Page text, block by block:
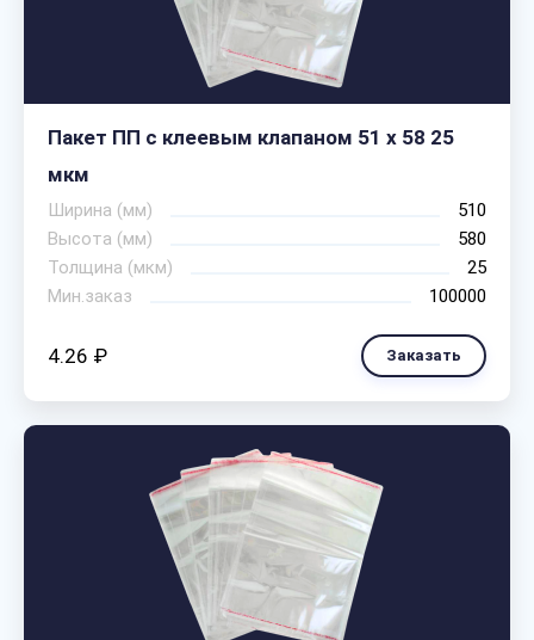
Пакет ПП с клеевым клапаном 51 х 58 25
мкм
Ширина (мм)
510
Высота (мм)
580
Толщина (мкм)
25
Мин.заказ
100000
4.26 ₽ Заказать